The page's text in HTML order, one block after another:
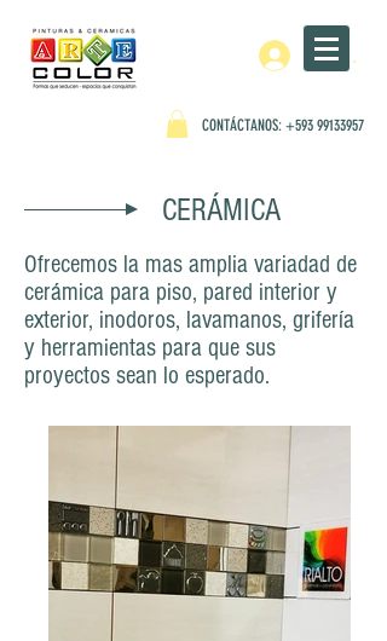
Iniciar
CONTÁCTANOS: +593 99133957
CERÁMICA
Ofrecemos la mas amplia variadad de
cerámica para piso, pared interior y
exterior, inodoros, lavamanos, grifería
y herramientas para que sus
proyectos sean lo esperado.